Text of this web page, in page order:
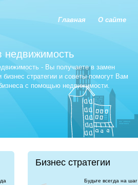
Главная О сайте
недвижимость
- Вы получаете в замен
стратегии и советы помогут Вам
с помощью недвижимости.
Бизнес стратегии
Будьте всегда на шаг